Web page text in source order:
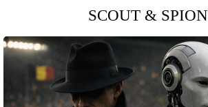
SCOUT & SPION